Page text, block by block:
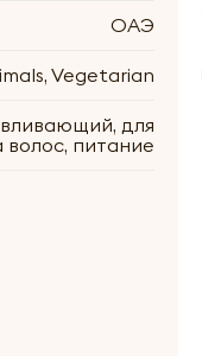
ОАЭ
Vegetarian
для
волос, питание